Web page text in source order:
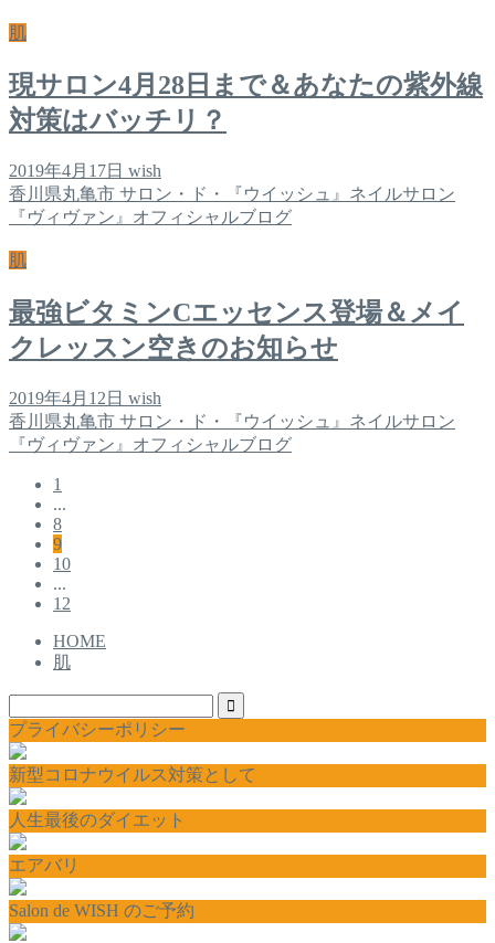
肌
現サロン4月28日まで＆あなたの紫外線
対策はバッチリ？
2019年4月17日 wish
香川県丸亀市 サロン・ド・『ウイッシュ』ネイルサロン
『ヴィヴァン』オフィシャルブログ
肌
最強ビタミンCエッセンス登場＆メイ
クレッスン空きのお知らせ
2019年4月12日 wish
香川県丸亀市 サロン・ド・『ウイッシュ』ネイルサロン
『ヴィヴァン』オフィシャルブログ
1
...
8
9
10
...
12
HOME
肌
プライバシーポリシー
新型コロナウイルス対策として
人生最後のダイエット
エアバリ
Salon de WISH のご予約